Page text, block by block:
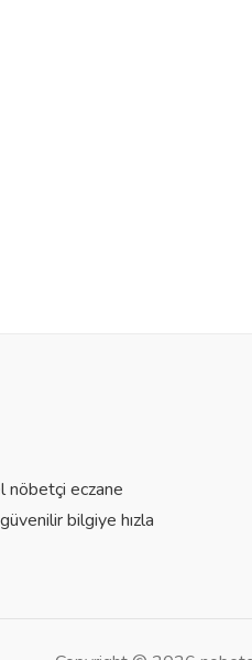
nöbetçi eczane
bilgiye hızla